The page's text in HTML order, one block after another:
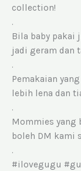
collection!
.
Bila baby pakai
jadi geram dan
.
Pemakaian
lebih lena dan
.
Mommies yang
boleh DM kami
.
#ilovegugu